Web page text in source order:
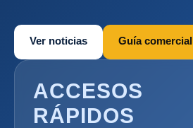
Ver noticias Guía comercial
ACCESOS
RÁPIDOS